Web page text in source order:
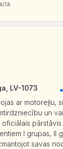
LV-1073
ar motoreļļu,
un
pārstāvis
I grupas, II
savas